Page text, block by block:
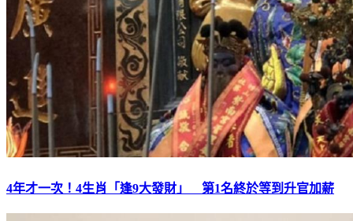
4年才一次！4生肖「逢9大發財」 第1名終於等到升官加薪